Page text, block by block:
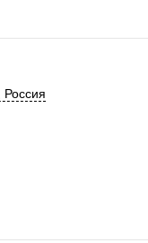
Россия